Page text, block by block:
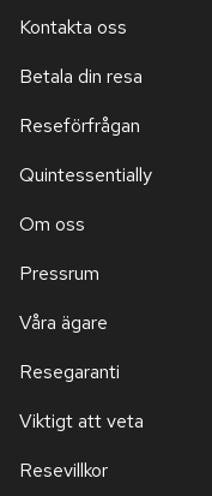
Kontakta oss
Betala din resa
Reseförfrågan
Quintessentially
Om oss
Pressrum
Våra ägare
Resegaranti
Viktigt att veta
Resevillkor